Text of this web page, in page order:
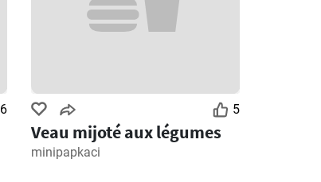
6 5
Veau mijoté aux légumes
minipapkaci